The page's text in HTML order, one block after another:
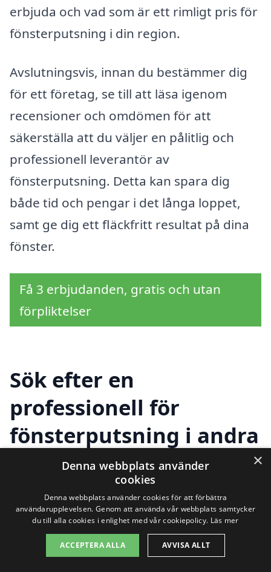
erbjuda och vad som är ett rimligt pris för
fönsterputsning i din region.
Avslutningsvis, innan du bestämmer dig
för ett företag, se till att läsa igenom
recensioner och omdömen för att
säkerställa att du väljer en pålitlig och
professionell leverantör av
fönsterputsning. Detta kan spara dig
både tid och pengar i det långa loppet,
samt ge dig ett fläckfritt resultat på dina
fönster.
Få 3 erbjudanden, gratis och utan
förpliktelser
Sök efter en
professionell för
fönsterputsning i andra
städer nära Udden
För att hitta hjälp medfönsterputsning i
Uddenbehöver du inte leta långt. Det
finns ett flertal professionella
×
Denna webbplats använder
cookies
Denna webbplats använder cookies för att förbättra
användarupplevelsen. Genom att använda vår webbplats samtycker
du till alla cookies i enlighet med vår cookiepolicy. Läs mer
ACCEPTERA ALLA AVVISA ALLT